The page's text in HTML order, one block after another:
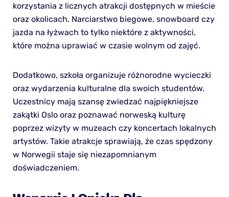
korzystania z licznych atrakcji dostępnych w mieście
oraz okolicach. Narciarstwo biegowe, snowboard czy
jazda na łyżwach to tylko niektóre z aktywności,
które można uprawiać w czasie wolnym od zajęć.
Dodatkowo, szkoła organizuje różnorodne wycieczki
oraz wydarzenia kulturalne dla swoich studentów.
Uczestnicy mają szansę zwiedzać najpiękniejsze
zakątki Oslo oraz poznawać norweską kulturę
poprzez wizyty w muzeach czy koncertach lokalnych
artystów. Takie atrakcje sprawiają, że czas spędzony
w Norwegii staje się niezapomnianym
doświadczeniem.